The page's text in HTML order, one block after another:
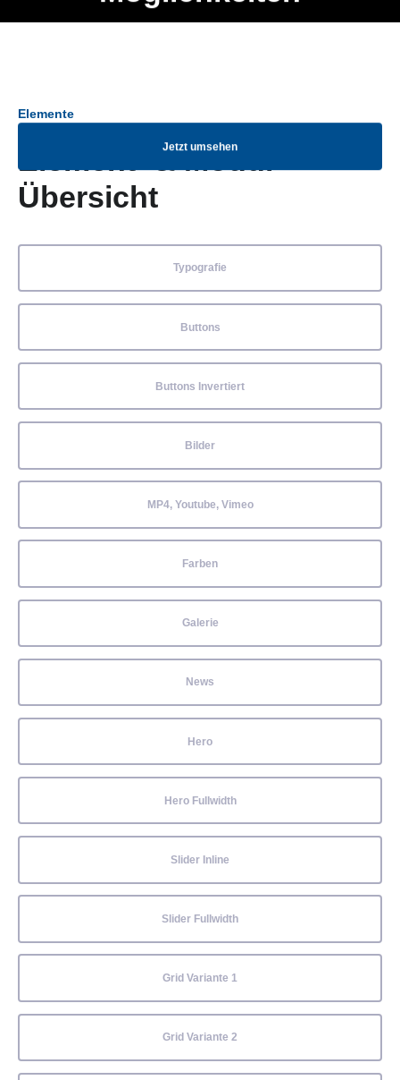
Jetzt umsehen
Elemente
Element- & Modul-
Übersicht
Typografie
Buttons
Buttons Invertiert
Bilder
MP4, Youtube, Vimeo
Farben
Galerie
News
Hero
Hero Fullwidth
Slider Inline
Slider Fullwidth
Grid Variante 1
Grid Variante 2